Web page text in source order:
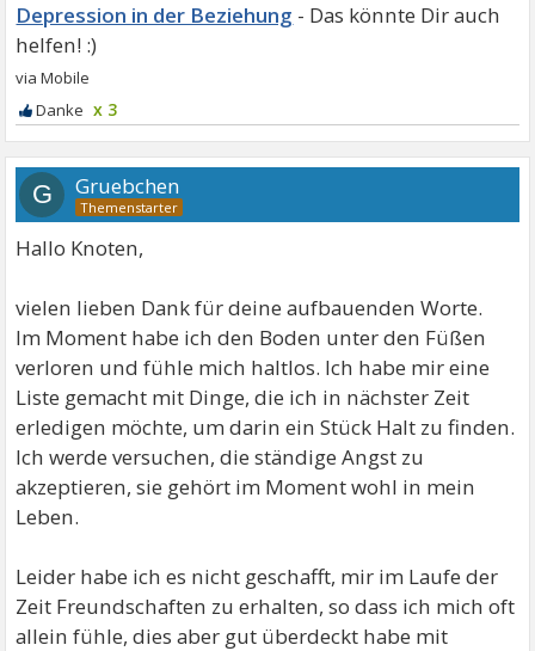
Depression in der Beziehung
x 3
G Gruebchen
Hallo Knoten,
vielen lieben Dank für deine aufbauenden Worte.
Im Moment habe ich den Boden unter den Füßen
verloren und fühle mich haltlos. Ich habe mir eine
Liste gemacht mit Dinge, die ich in nächster Zeit
erledigen möchte, um darin ein Stück Halt zu finden.
Ich werde versuchen, die ständige Angst zu
akzeptieren, sie gehört im Moment wohl in mein
Leben.
Leider habe ich es nicht geschafft, mir im Laufe der
Zeit Freundschaften zu erhalten, so dass ich mich oft
allein fühle, dies aber gut überdeckt habe mit